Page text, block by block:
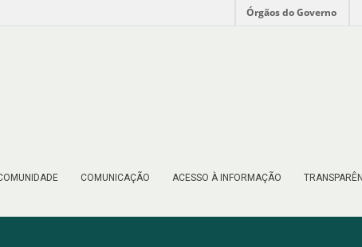
Órgãos do Governo
COMUNICAÇÃO ACESSO À INFORMAÇÃO